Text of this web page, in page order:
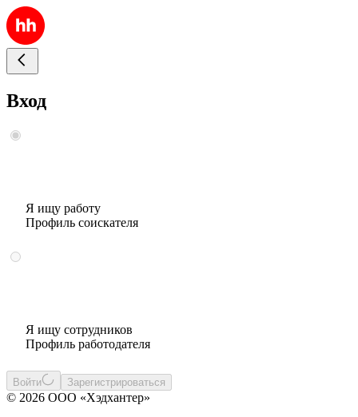
Вход
Я ищу работу
Профиль соискателя
Я ищу сотрудников
Профиль работодателя
Войти Зарегистрироваться
© 2026 ООО «Хэдхантер»